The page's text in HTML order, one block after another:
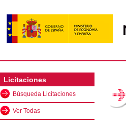
Licitaciones
Búsqueda Licitaciones
Ver Todas